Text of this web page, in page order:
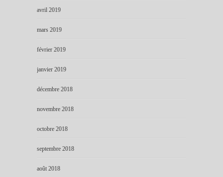
avril 2019
mars 2019
février 2019
janvier 2019
décembre 2018
novembre 2018
octobre 2018
septembre 2018
août 2018